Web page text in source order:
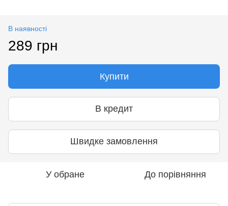
В наявності
289 грн
Купити
В кредит
Швидке замовлення
У обране До порівняння